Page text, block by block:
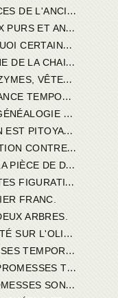
C
HAPITRE V. SACRIFICES DE L'ANCIEN TESTAMENT.
C
HAPITRE VI. ANIMAUX PURS ET ANIMAUX IMPURS.
C
HAPITRE VII. POURQUOI CERTAINS ANIMAUX DÉCLARÉS IMPURS.
C
HAPITRE VIII. ORIGINE DE LA CHAIR, D'APRÈS LES MANICHÉENS.
C
HAPITRE IX. PAINS AZYMES, VÊTEMENTS INTERDITS AUTRES OBSERVANCES.
DE JÉSUS-CHRIST.
C
HAPITRE PREMIER. GÉNÉALOGIE DE JÉSUS-CHRIST REJETÉE PAR FAUSTE.
C
HAPITRE II. COMBIEN EST PITOYABLE L'ARGUMENTATION DE FAUSTE.
TESTAMENT.
C
HAPITRE PREMIER. LA PIÈCE DE DRAP NEUF ET LE VIEIL HABIT.
C
HAPITRE II. PRÉCEPTES FIGURATIFS DE L'ANCIEN TESTAMENT.
FRANC.
ARBRES.
C
HAPITRE II. ÊTRE ENTÉ SUR L'OLIVIER FRANC.
C
HAPITRE PREMIER. PROMESSES TEMPORELLES CONTENUES DANS L'ANCIEN TESTAMENT.
C
HAPITRE II. CES PROMESSES SONT DES FIGURES.